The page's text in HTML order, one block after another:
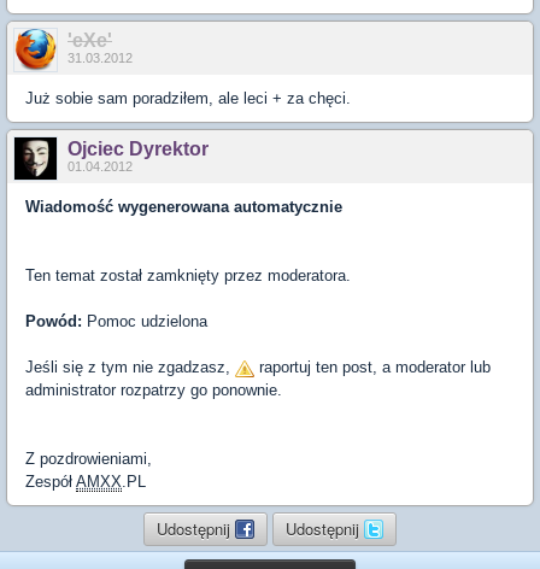
'eXe'
31.03.2012
Już sobie sam poradziłem, ale leci + za chęci.
Ojciec Dyrektor
01.04.2012
Wiadomość wygenerowana automatycznie
Ten temat został zamknięty przez moderatora.
Powód: Pomoc udzielona
Jeśli się z tym nie zgadzasz,
raportuj ten post, a moderator lub
administrator rozpatrzy go ponownie.
Z pozdrowieniami,
Zespół AMXX.PL
Udostępnij Udostępnij